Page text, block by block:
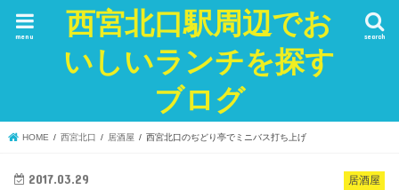
西宮北口駅周辺でお
いしいランチを探す
ブログ
search
menu
HOME 西宮北口 居酒屋 西宮北口のぢどり亭でミニバス打ち上げ
居酒屋
2017.03.29